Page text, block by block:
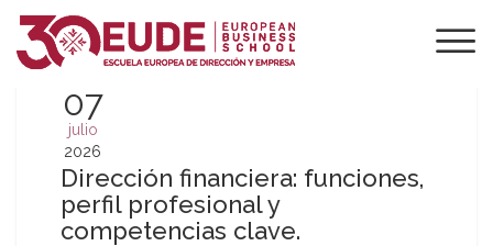
07
julio
2026
Dirección financiera: funciones,
perfil profesional y
competencias clave.